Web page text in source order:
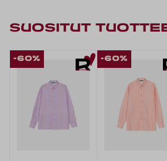
SUOSITUT
-60% -60%